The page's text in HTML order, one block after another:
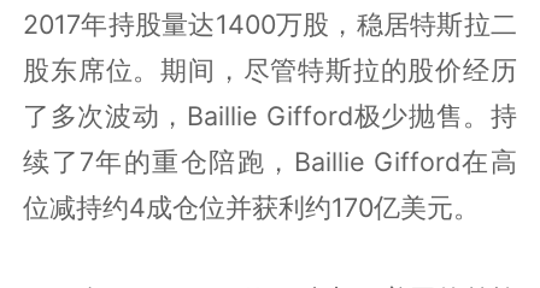
2017年持股量达1400万股，稳居特斯拉二
股东席位。期间，尽管特斯拉的股价经历
了多次波动，Baillie Gifford极少抛售。持
续了7年的重仓陪跑，Baillie Gifford在高
位减持约4成仓位并获利约170亿美元。